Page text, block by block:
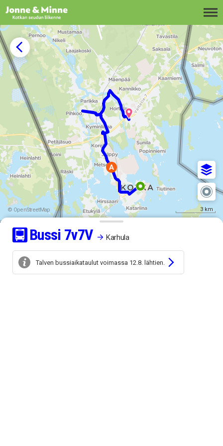
Siirry sisältöön
© OpenStreetMap 3 km
Bussi 7v7V Karhula
Talven bussiaikataulut voimassa 12.8. lähtien.